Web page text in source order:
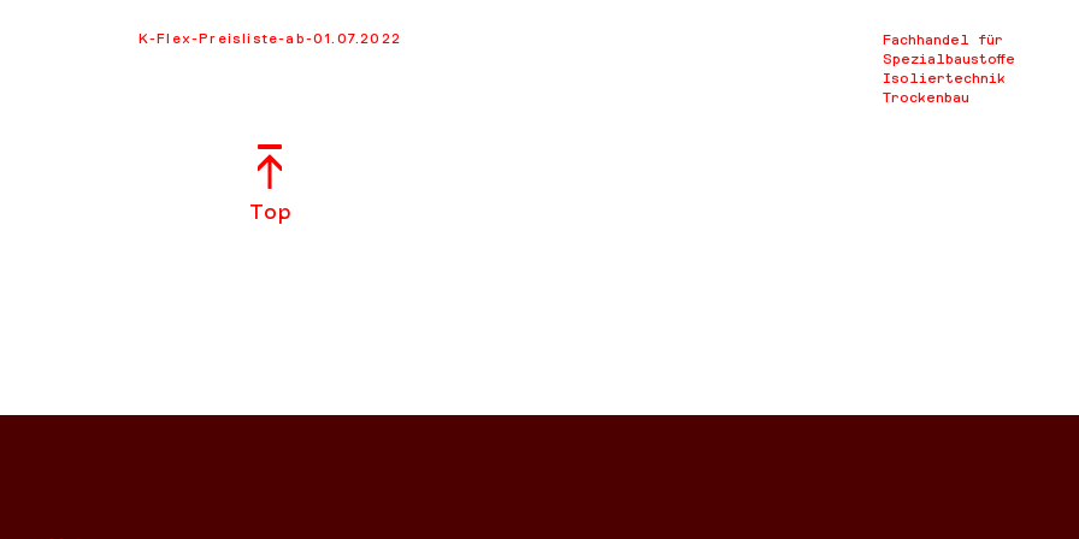
K-Flex-Preisliste-ab-01.07.2022
Fachhandel für
Spezialbaustoffe
Isoliertechnik
Trockenbau
Top